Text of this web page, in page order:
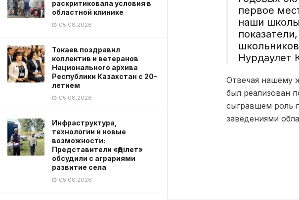
раскритиковала условия в
областной клинике
05.08.2026
Токаев поздравил
коллектив и ветеранов
Национального архива
Республики Казахстан с 20-
летием
05.08.2026
Инфраструктура,
технологии и новые
возможности:
Представители «Әділет»
обсудили с аграриями
развитие села
05.08.2026
первое
наши
Нурдаулет
Отвечая нашему
был реализован
сыгравшем роль
заведениями